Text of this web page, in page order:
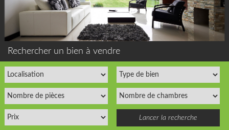
INFO
BLOG
CONTACT
ACHETERUN BIEN
VENDRE
CONFIEZ-NOUSVOTRE
RECHERCHE
ESTIMATIONGRATUITE
NOS BIENSVENDUS
Rechercher un bien à vendre